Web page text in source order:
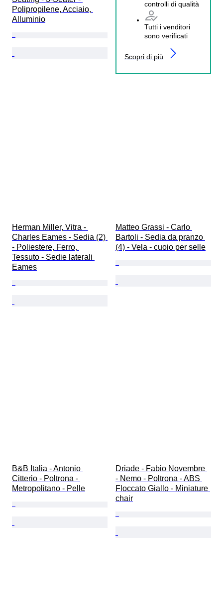
controlli di qualità
Tutti i venditori
sono verificati
Scopri di più
Polipropilene, Acciaio,
Alluminio
Herman Miller, Vitra -
Charles Eames - Sedia (2)
- Poliestere, Ferro,
Tessuto - Sedie laterali
Eames
Matteo Grassi - Carlo
Bartoli - Sedia da pranzo
(4) - Vela - cuoio per selle
B&B Italia - Antonio
Citterio - Poltrona -
Metropolitano - Pelle
Driade - Fabio Novembre
- Nemo - Poltrona - ABS
Floccato Giallo - Miniature
chair